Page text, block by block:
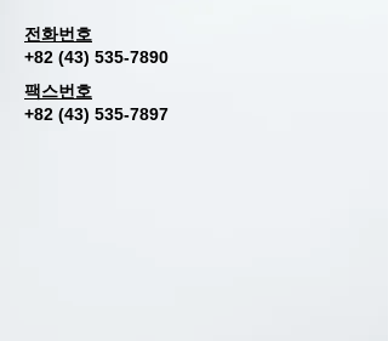
팩스번호​
+82 (43) 535-7897
전화번호
+82 (43) 535-7890